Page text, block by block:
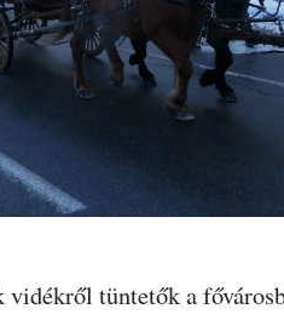
vidékről tüntetők a